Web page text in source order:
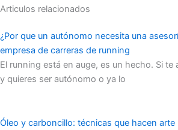
Articulos relacionados
¿Por que un autónomo necesita una
empresa de carreras de running
El running está en auge, es un hecho. Si te
y quieres ser autónomo o ya lo
Óleo y carboncillo: técnicas que hacen arte